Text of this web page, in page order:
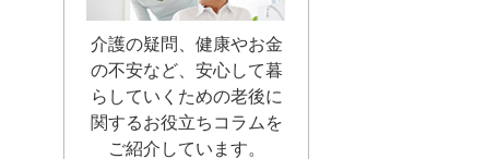
介護の疑問、健康やお金
の不安など、安心して暮
らしていくための老後に
関するお役立ちコラムを
ご紹介しています。